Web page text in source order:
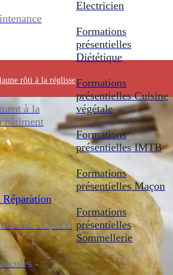
à la
bâtiment
- Option
-
Electricien
Formations
présentielles
Diététique
Formations
présentielles Cuisine
végétale
Formations
présentielles IMTB
Formations
présentielles Maçon
Formations
présentielles
Sommellerie
rôti à la réglisse